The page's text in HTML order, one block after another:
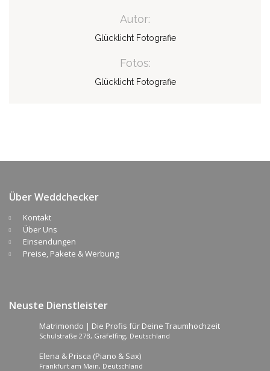
Autor:
Glücklicht Fotografie
Fotos:
Glücklicht Fotografie
Über Weddchecker
Kontakt
Über Uns
Einsendungen
Preise, Pakete & Werbung
Neuste Dienstleister
Matrimondo | Die Profis für Deine Traumhochzeit
Schulstraße 27B, Gräfelfing, Deutschland
Elena & Prisca (Piano & Sax)
Frankfurt am Main, Deutschland